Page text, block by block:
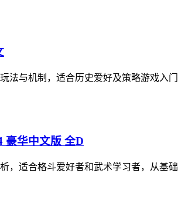
法与机制，适合历史爱好及策略游戏入
豪华中文版 全D
，适合格斗爱好者和武术学习者，从基